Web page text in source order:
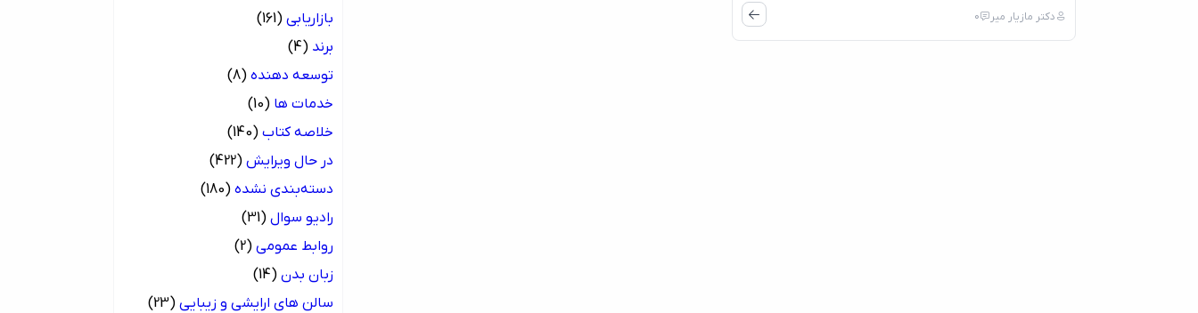
دکتر مازیار میر 0
بازاریابی (161)
برند (4)
توسعه دهنده (8)
خدمات ها (10)
خلاصه کتاب (140)
در حال ویرایش (422)
دسته‌بندی نشده (180)
رادیو سوال (31)
روابط عمومی (2)
زبان بدن (14)
سالن های ارایشی و زیبایی (23)